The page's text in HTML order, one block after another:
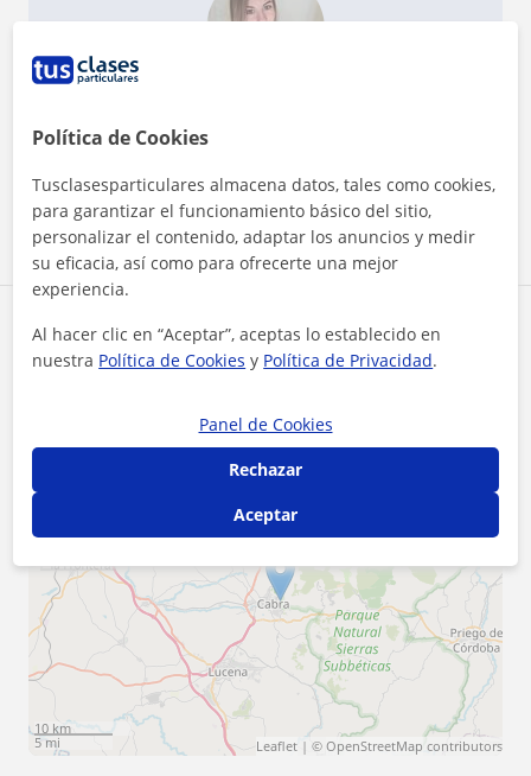
★★★
Ver perfil
Zona de Elena
Lucena
Doña Mencía
10 km
5 mi
Leaflet | © OpenStreetMap contributors
Política de Cookies
Tusclasesparticulares almacena datos, tales como cookies,
para garantizar el funcionamiento básico del sitio,
personalizar el contenido, adaptar los anuncios y medir
su eficacia, así como para ofrecerte una mejor
experiencia.
Al hacer clic en “Aceptar”, aceptas lo establecido en
nuestra Política de Cookies y Política de Privacidad.
Panel de Cookies
Rechazar
Aceptar